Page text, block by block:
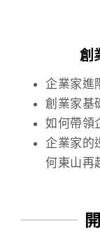
創
企業家進
創業家基
如何帶領
企業家的
何東山再